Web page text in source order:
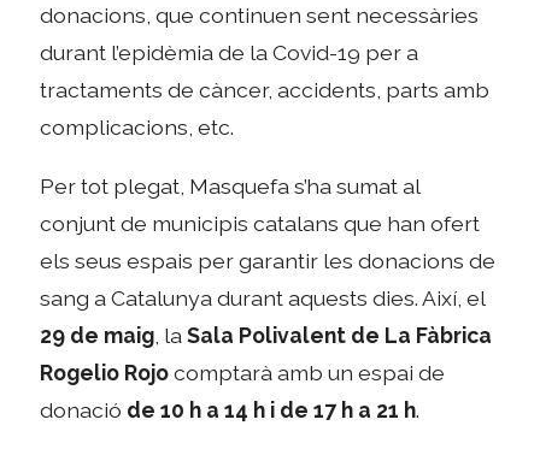
donacions, que continuen sent necessàries
durant l’epidèmia de la Covid-19 per a
tractaments de càncer, accidents, parts amb
complicacions, etc.
Per tot plegat, Masquefa s’ha sumat al
conjunt de municipis catalans que han ofert
els seus espais per garantir les donacions de
sang a Catalunya durant aquests dies. Així, el
29 de maig , laSala Polivalent de La Fàbrica
Rogelio Rojocomptarà amb un espai de
donació de 10 h a 14 h i de 17 h a 21 h.